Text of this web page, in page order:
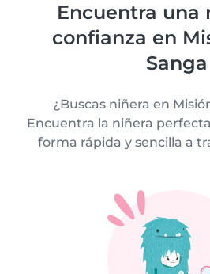
Encuentra una
confianza en
Sanga
¿Buscas niñera en
Encuentra la niñera
forma rápida y sencilla a